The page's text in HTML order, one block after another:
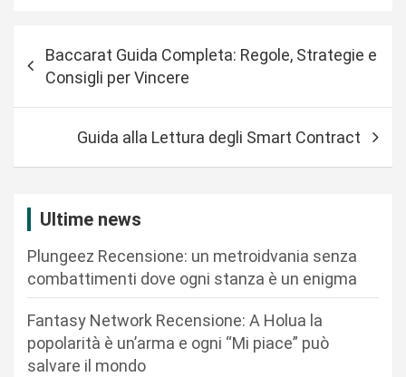
Baccarat Guida Completa: Regole, Strategie e
Consigli per Vincere
Guida alla Lettura degli Smart Contract
Ultime news
Plungeez Recensione: un metroidvania senza
combattimenti dove ogni stanza è un enigma
Fantasy Network Recensione: A Holua la
popolarità è un’arma e ogni “Mi piace” può
salvare il mondo